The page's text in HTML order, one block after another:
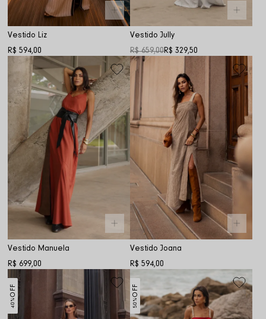
Vestido Liz
R$ 594,00
Vestido Jully
R$ 659,00R$ 329,50
Vestido Manuela
R$ 699,00
Vestido Joana
R$ 594,00
40%
OFF
50%
OFF